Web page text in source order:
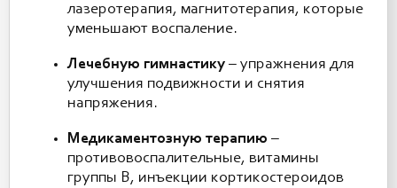
лазеротерапия, магнитотерапия, которые
уменьшают воспаление.
Лечебную гимнастику – упражнения для
улучшения подвижности и снятия
напряжения.
Медикаментозную терапию –
противовоспалительные, витамины
группы B, инъекции кортикостероидов